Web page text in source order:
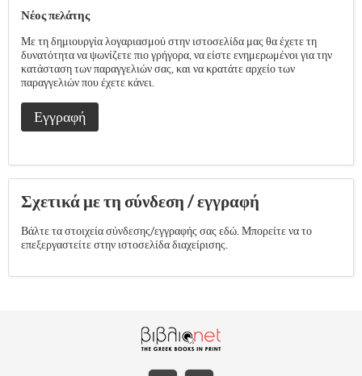
Νέος πελάτης
Με τη δημιουργία λογαριασμού στην ιστοσελίδα μας θα έχετε τη
δυνατότητα να ψωνίζετε πιο γρήγορα, να είστε ενημερωμένοι για την
κατάσταση των παραγγελιών σας, και να κρατάτε αρχείο των
παραγγελιών που έχετε κάνει.
Εγγραφή
Σχετικά με τη σύνδεση / εγγραφή
Βάλτε τα στοιχεία σύνδεσης/εγγραφής σας εδώ. Μπορείτε να το
επεξεργαστείτε στην ιστοσελίδα διαχείρισης.